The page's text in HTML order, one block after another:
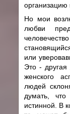
организацию
Но мои
любви
или
Это - другая
женского
людей
думать, что
истинной. В